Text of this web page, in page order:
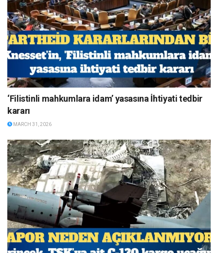
‘Filistinli mahkumlara idam’ yasasına İhtiyati tedbir
kararı
MARCH 31, 2026